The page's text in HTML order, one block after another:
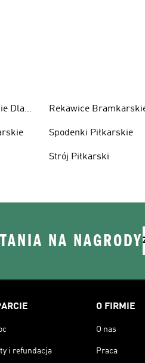
Dla
Rekawice
Spodenki Piłkarskie
Strój Piłkarski
NA NAGRODY
i refundacja
O FIRMIE
O nas
Praca